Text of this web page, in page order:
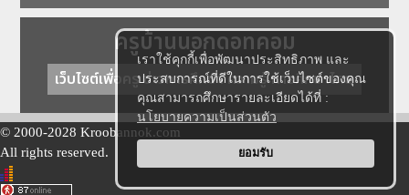
เราใช้คุกกี้เพื่อพัฒนาประสิทธิภาพ และ
ประสบการณ์ที่ดีในการใช้เว็บไซต์ของคุณ
คุณสามารถศึกษารายละเอียดได้ที่ :
นโยบายความเป็นส่วนตัว
ยอมรับ
ครูบ้านนอกดอทคอม
เว็บไซต์เพื่อครู ข่าวการศึกษา ความรู้ การศึกษาไทย
© 2000-2028 Kroobannok.com
All rights reserved.